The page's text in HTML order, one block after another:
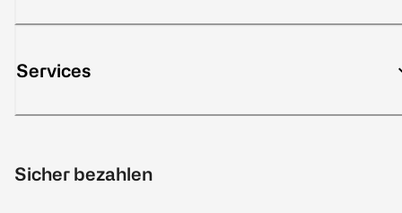
Services
Sicher bezahlen